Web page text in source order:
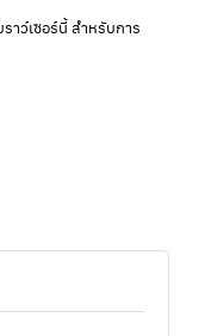
าว์เซอร์นี้ สำหรับการ